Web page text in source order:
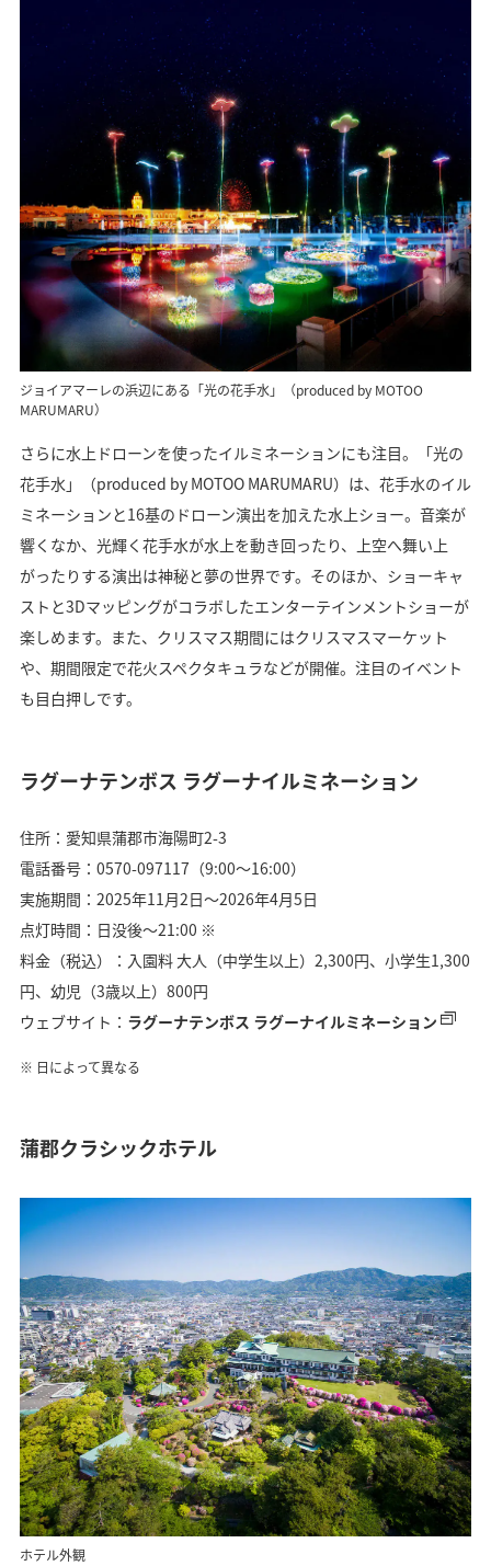
ジョイアマーレの浜辺にある「光の花手水」（produced by MOTOO
MARUMARU）
さらに水上ドローンを使ったイルミネーションにも注目。「光の
花手水」（produced by MOTOO MARUMARU）は、花手水のイル
ミネーションと16基のドローン演出を加えた水上ショー。音楽が
響くなか、光輝く花手水が水上を動き回ったり、上空へ舞い上
がったりする演出は神秘と夢の世界です。そのほか、ショーキャ
ストと3Dマッピングがコラボしたエンターテインメントショーが
楽しめます。また、クリスマス期間にはクリスマスマーケット
や、期間限定で花火スペクタキュラなどが開催。注目のイベント
も目白押しです。
ラグーナテンボス ラグーナイルミネーション
住所：愛知県蒲郡市海陽町2-3
電話番号：0570-097117（9:00〜16:00）
実施期間：2025年11月2日〜2026年4月5日
点灯時間：日没後〜21:00 ※
料金（税込）：入園料 大人（中学生以上）2,300円、小学生1,300
円、幼児（3歳以上）800円
ウェブサイト： ラグーナテンボス ラグーナイルミネーション
日によって異なる
蒲郡クラシックホテル
ホテル外観